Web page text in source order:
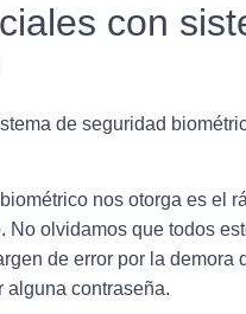
con
de seguridad
nos otorga es el
olvidamos que todos
de error por la demora
alguna contraseña.